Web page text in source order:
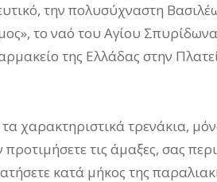
την πολυσύχναστη
το ναό του Αγίου
της Ελλάδας στην
χαρακτηριστικά τρενάκια,
τις άμαξες, σας
κατά μήκος της